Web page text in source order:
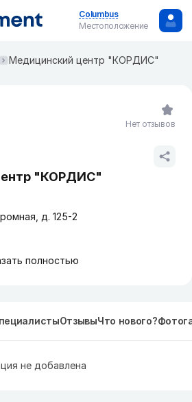
Columbus
Местоположение
Медицинский центр "КОРДИС"
"КОРДИС"
д. 125-2
полностью
Нет отзывов
ОтзывыЧто нового?
не добавлена